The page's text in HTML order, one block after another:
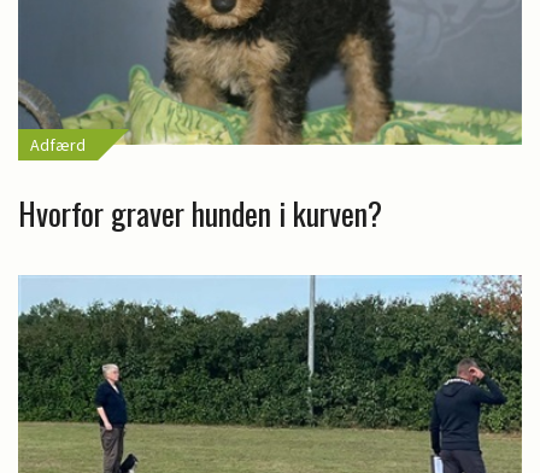
Adfærd
Hvorfor graver hunden i kurven?